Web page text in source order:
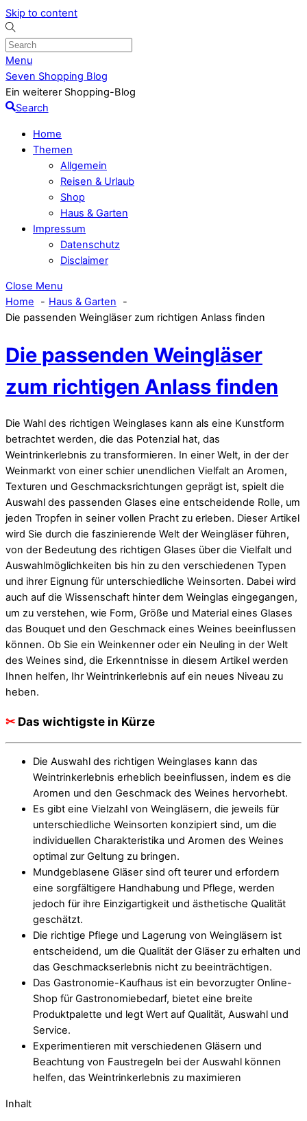
Skip to content
Menu
Seven Shopping Blog
Ein weiterer Shopping-Blog
Search
Home
Themen
Allgemein
Reisen & Urlaub
Shop
Haus & Garten
Impressum
Datenschutz
Disclaimer
Close Menu
Home
Haus & Garten
Die passenden Weingläser zum richtigen Anlass finden
Die passenden Weingläser
zum richtigen Anlass finden
Die Wahl des richtigen Weinglases kann als eine Kunstform
betrachtet werden, die das Potenzial hat, das
Weintrinkerlebnis zu transformieren. In einer Welt, in der der
Weinmarkt von einer schier unendlichen Vielfalt an Aromen,
Texturen und Geschmacksrichtungen geprägt ist, spielt die
Auswahl des passenden Glases eine entscheidende Rolle, um
jeden Tropfen in seiner vollen Pracht zu erleben. Dieser Artikel
wird Sie durch die faszinierende Welt der Weingläser führen,
von der Bedeutung des richtigen Glases über die Vielfalt und
Auswahlmöglichkeiten bis hin zu den verschiedenen Typen
und ihrer Eignung für unterschiedliche Weinsorten. Dabei wird
auch auf die Wissenschaft hinter dem Weinglas eingegangen,
um zu verstehen, wie Form, Größe und Material eines Glases
das Bouquet und den Geschmack eines Weines beeinflussen
können. Ob Sie ein Weinkenner oder ein Neuling in der Welt
des Weines sind, die Erkenntnisse in diesem Artikel werden
Ihnen helfen, Ihr Weintrinkerlebnis auf ein neues Niveau zu
heben.
✂ Das wichtigste in Kürze
Die Auswahl des richtigen Weinglases kann das
Weintrinkerlebnis erheblich beeinflussen, indem es die
Aromen und den Geschmack des Weines hervorhebt.
Es gibt eine Vielzahl von Weingläsern, die jeweils für
unterschiedliche Weinsorten konzipiert sind, um die
individuellen Charakteristika und Aromen des Weines
optimal zur Geltung zu bringen.
Mundgeblasene Gläser sind oft teurer und erfordern
eine sorgfältigere Handhabung und Pflege, werden
jedoch für ihre Einzigartigkeit und ästhetische Qualität
geschätzt.
Die richtige Pflege und Lagerung von Weingläsern ist
entscheidend, um die Qualität der Gläser zu erhalten und
das Geschmackserlebnis nicht zu beeinträchtigen.
Das Gastronomie-Kaufhaus ist ein bevorzugter Online-
Shop für Gastronomiebedarf, bietet eine breite
Produktpalette und legt Wert auf Qualität, Auswahl und
Service.
Experimentieren mit verschiedenen Gläsern und
Beachtung von Faustregeln bei der Auswahl können
helfen, das Weintrinkerlebnis zu maximieren
Inhalt